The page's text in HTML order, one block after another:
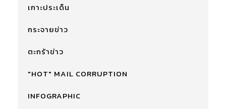
เกาะประเด็น
กระจายข่าว
ตะกร้าข่าว
"HOT" MAIL CORRUPTION
INFOGRAPHIC